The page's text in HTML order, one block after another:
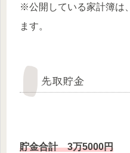
※公開している家計簿は
ます。
先取貯金
貯金合計 3万5000円